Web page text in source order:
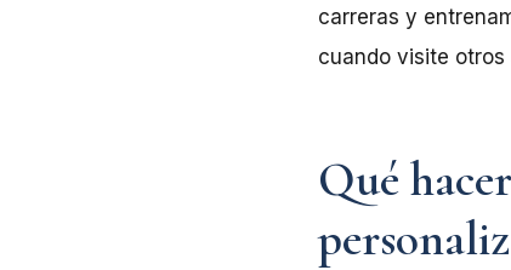
carreras y
cuando visite otros
Qué